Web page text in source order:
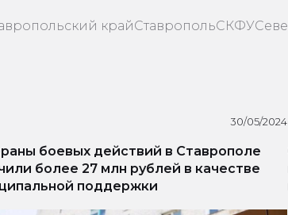
крайСтавропольСКФУ
30/05/2024
боевых действий в Ставрополе
более 27 млн рублей в качестве
поддержки